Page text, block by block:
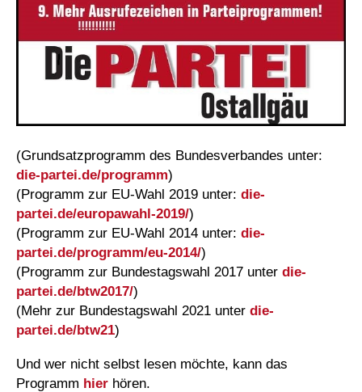
(Grundsatzprogramm des Bundesverbandes unter:
die-partei.de/programm)
(Programm zur EU-Wahl 2019 unter: die-
partei.de/europawahl-2019/)
(Programm zur EU-Wahl 2014 unter: die-
partei.de/programm/eu-2014/)
(Programm zur Bundestagswahl 2017 unter die-
partei.de/btw2017/)
(Mehr zur Bundestagswahl 2021 unter die-
partei.de/btw21)
Und wer nicht selbst lesen möchte, kann das
Programm hier hören.